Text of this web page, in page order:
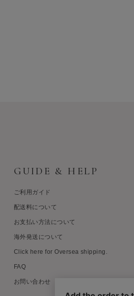
GUIDE & HELP
ご利用ガイド
配送料について
お支払い方法について
海外発送について
Click here for Oversea shipping.
FAQ
お問い合わせ